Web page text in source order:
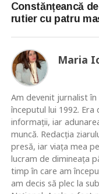
Constănțeancă
rutier cu patru
Maria
Am devenit jurnalist
începutul lui 1992.
informaţii, iar
muncă. Redacţia
presă, iar viaţa mea
lucram de dimineaţa
timp în care am
am decis să plec la